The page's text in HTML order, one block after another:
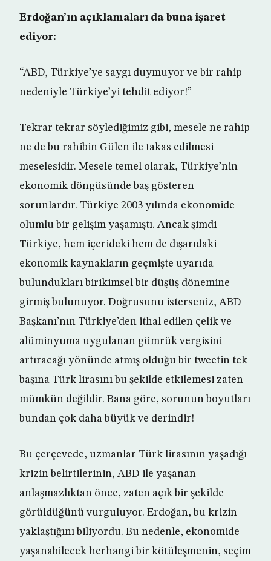
Erdoğan’ın açıklamaları da buna işaret
ediyor:
“ABD, Türkiye’ye saygı duymuyor ve bir rahip
nedeniyle Türkiye’yi tehdit ediyor!”
Tekrar tekrar söylediğimiz gibi, mesele ne rahip
ne de bu rahibin Gülen ile takas edilmesi
meselesidir. Mesele temel olarak, Türkiye’nin
ekonomik döngüsünde baş gösteren
sorunlardır. Türkiye 2003 yılında ekonomide
olumlu bir gelişim yaşamıştı. Ancak şimdi
Türkiye, hem içerideki hem de dışarıdaki
ekonomik kaynakların geçmişte uyarıda
bulundukları birikimsel bir düşüş dönemine
girmiş bulunuyor. Doğrusunu isterseniz, ABD
Başkanı’nın Türkiye’den ithal edilen çelik ve
alüminyuma uygulanan gümrük vergisini
artıracağı yönünde atmış olduğu bir tweetin tek
başına Türk lirasını bu şekilde etkilemesi zaten
mümkün değildir. Bana göre, sorunun boyutları
bundan çok daha büyük ve derindir!
Bu çerçevede, uzmanlar Türk lirasının yaşadığı
krizin belirtilerinin, ABD ile yaşanan
anlaşmazlıktan önce, zaten açık bir şekilde
görüldüğünü vurguluyor. Erdoğan, bu krizin
yaklaştığını biliyordu. Bu nedenle, ekonomide
yaşanabilecek herhangi bir kötüleşmenin, seçim